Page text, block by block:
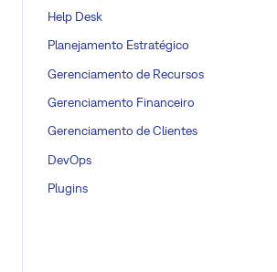
Help Desk
Planejamento Estratégico
Gerenciamento de Recursos
Gerenciamento Financeiro
Gerenciamento de Clientes
DevOps
Plugins